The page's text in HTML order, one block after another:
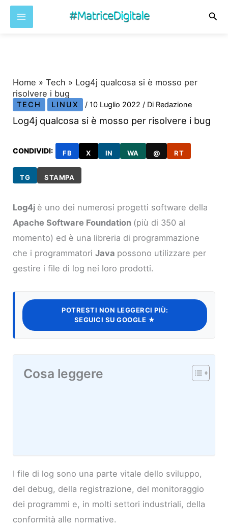
Home »Tech » Log4j qualcosa si è mosso per
risolvere i bug
TECH LINUX /10 Luglio 2022/ Di Redazione
Log4j qualcosa si è mosso per risolvere i bug
CONDIVIDI: FB X IN WA @ RT
TG STAMPA
Log4j è uno dei numerosi progetti software della
Apache Software Foundation (più di 350 al
momento) ed è una libreria di programmazione
che i programmatoriJava possono utilizzare per
gestire i file di log nei loro prodotti.
POTRESTI NON LEGGERCI PIÙ:
SEGUICI SU GOOGLE ★
Cosa leggere
I file di log sono una parte vitale dello sviluppo,
del debug, della registrazione, del monitoraggio
dei programmi e, in molti settori industriali, della
conformità alle normative.